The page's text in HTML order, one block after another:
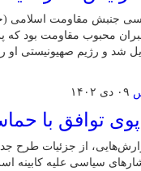
جنبش مقاومت اسلامی
محبوب مقاومت بود که
شد و رژیم صهیونیستی او
۰۹ دی ۱۴۰۲
توافق با
دسامبر با انتشار گزارش‌هایی، از
سیاسی علیه کابینه